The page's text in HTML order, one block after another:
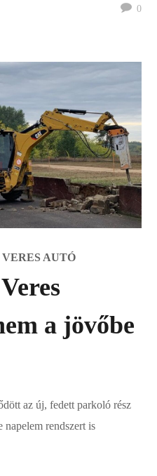
0
VERES AUTÓ
a jövőbe
az új, fedett parkoló rész
napelem rendszert is